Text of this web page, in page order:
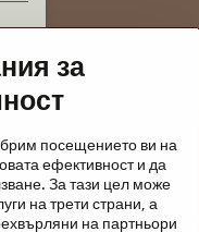
за
посещението ви на
ефективност и да
За тази цел може
на трети страни, а
на партньори